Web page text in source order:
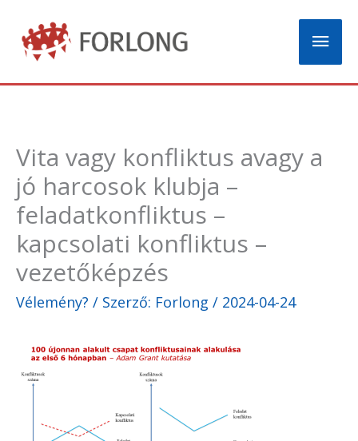
content
Main
Vita vagy konfliktus avagy a
jó harcosok klubja –
feladatkonfliktus –
kapcsolati konfliktus –
vezetőképzés
Vélemény? / Szerző: Forlong / 2024-04-24